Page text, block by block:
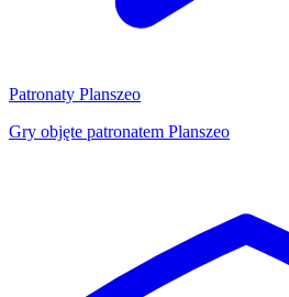
Patronaty Planszeo
Gry objęte patronatem Planszeo